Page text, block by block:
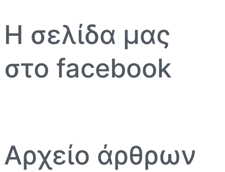
Η σελίδα μας
στο facebook
Αρχείο άρθρων